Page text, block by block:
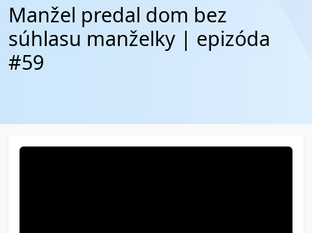
Manžel predal dom bez
súhlasu manželky | epizóda
#59